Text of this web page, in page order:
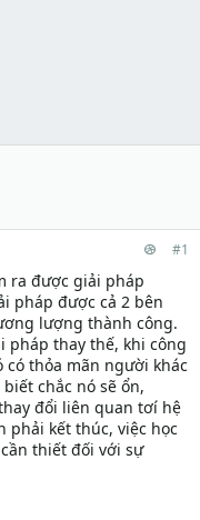
#1
ra được giải pháp
pháp được cả 2 bên
lượng thành công.
pháp thay thế, khi công
có thỏa mãn người khác
chắc nó sẽ ổn,
đổi liên quan tơí hệ
phải kết thúc, việc học
thiết đối với sự